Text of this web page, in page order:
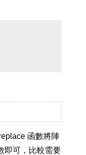
函數將陣
即可，比較需要